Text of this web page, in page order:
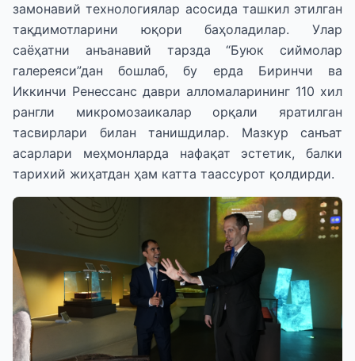
замонавий технологиялар асосида ташкил этилган
тақдимотларини юқори баҳоладилар. Улар
саёҳатни анъанавий тарзда “Буюк сиймолар
галереяси”дан бошлаб, бу ерда Биринчи ва
Иккинчи Ренессанс даври алломаларининг 110 хил
рангли микромозаикалар орқали яратилган
тасвирлари билан танишдилар. Мазкур санъат
асарлари меҳмонларда нафақат эстетик, балки
тарихий жиҳатдан ҳам катта таассурот қолдирди.